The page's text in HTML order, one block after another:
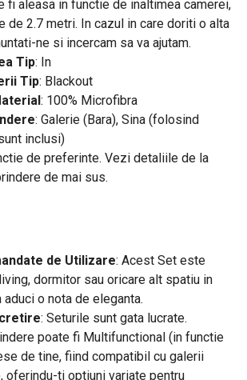
fi aleasa in functie de inaltimea camerei,
de 2.7 metri. In cazul in care doriti o alta
ne si incercam sa va ajutam.
Tip: In
Tip: Blackout
: 100% Microfibra
: Galerie (Bara), Sina (folosind
inclusi)
de preferinte. Vezi detaliile de la
de mai sus.
de Utilizare: Acest Set este
dormitor sau oricare alt spatiu in
o nota de eleganta.
: Seturile sunt gata lucrate.
poate fi Multifunctional (in functie
de tine, fiind compatibil cu galerii
oferindu-ti optiuni variate pentru